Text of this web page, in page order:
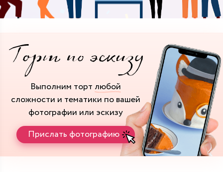
Выполним торт любой
сложности и тематики по вашей
фотографии или эскизу
Прислать фотографию